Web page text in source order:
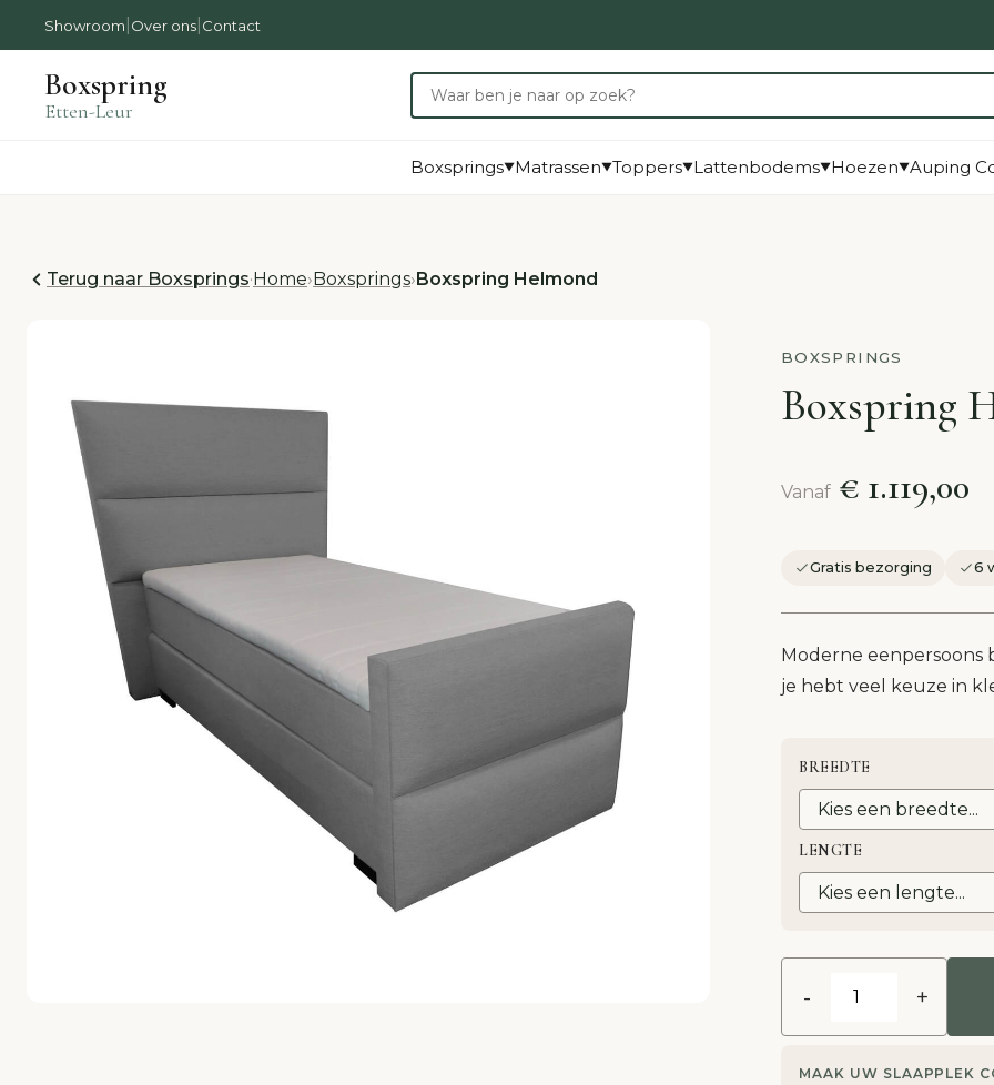
Showroom Over ons Contact
Boxspring
Etten-Leur
Boxsprings▼Matrassen▼Toppers▼Lattenbodems▼Hoezen▼Auping
Terug naar Boxsprings·Home›Boxsprings›Boxspring Helmond
BOXSPRINGS
Boxspring
Vanaf € 1.119,00
Gratis bezorging 6
Moderne eenpersoons
je hebt veel keuze in
BREEDTE
LENGTE
- +
MAAK UW SLAAPPLEK